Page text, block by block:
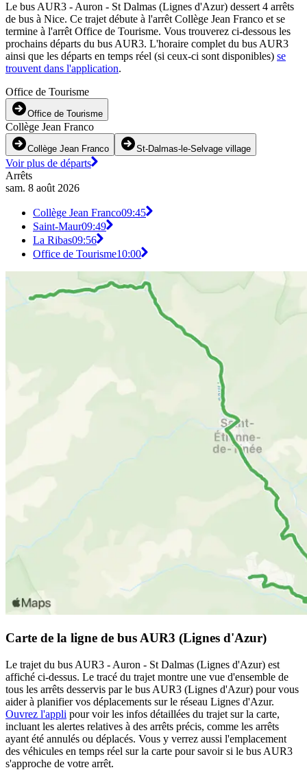
Le bus AUR3 - Auron - St Dalmas (Lignes d'Azur) dessert 4 arrêts
de bus à Nice. Ce trajet débute à l'arrêt Collège Jean Franco et se
termine à l'arrêt Office de Tourisme. Vous trouverez ci-dessous les
prochains départs du bus AUR3. L'horaire complet du bus AUR3
ainsi que les départs en temps réel (si ceux-ci sont disponibles) se
trouvent dans l'application.
Office de Tourisme
Office de Tourisme
Collège Jean Franco
Collège Jean Franco St-Dalmas-le-Selvage village
Voir plus de départs
Arrêts
sam. 8 août 2026
Collège Jean Franco09:45
Saint-Maur09:49
La Ribas09:56
Office de Tourisme10:00
Carte de la ligne de bus AUR3 (Lignes d'Azur)
Le trajet du bus AUR3 - Auron - St Dalmas (Lignes d'Azur) est
affiché ci-dessus. Le tracé du trajet montre une vue d'ensemble de
tous les arrêts desservis par le bus AUR3 (Lignes d'Azur) pour vous
aider à planifier vos déplacements sur le réseau Lignes d'Azur.
Ouvrez l'appli pour voir les infos détaillées du trajet sur la carte,
incluant les alertes relatives à des arrêts précis, comme les arrêts
ayant été annulés ou déplacés. Vous y verrez aussi l'emplacement
des véhicules en temps réel sur la carte pour savoir si le bus AUR3
s'approche de votre arrêt.